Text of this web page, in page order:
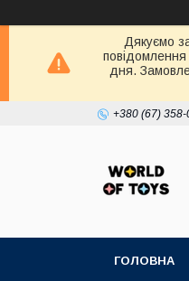
Дякуємо
дня.
+380 (67) 358-
ГОЛОВНА